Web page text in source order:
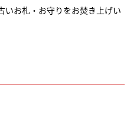
お札・お守りをお焚き上げい